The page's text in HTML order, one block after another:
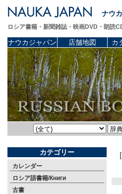
ナウ
ロシア書籍・新聞雑誌・映画DVD・朗
ナウカジャパン 店舗地図 カ
カテゴリー
カレンダー
ロシア語書籍/Книги
古書